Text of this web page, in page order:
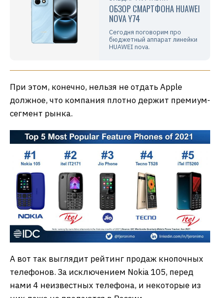
ОБЗОР СМАРТФОНА HUAWEI
NOVA Y74
Сегодня поговорим про
бюджетный аппарат линейки
HUAWEI nova.
При этом, конечно, нельзя не отдать Apple
должное, что компания плотно держит премиум-
сегмент рынка.
А вот так выглядит рейтинг продаж кнопочных
телефонов. За исключением Nokia 105, перед
нами 4 неизвестных телефона, и некоторые из